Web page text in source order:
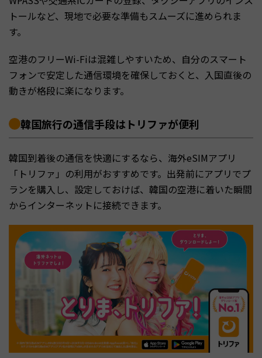
トールなど、現地で必要な準備もスムーズに進められま
す。
空港のフリーWi-Fiは混雑しやすいため、自分のスマート
フォンで安定した通信環境を確保しておくと、入国直後の
動きが格段に楽になります。
韓国旅行の通信手段はトリファが便利
韓国到着後の通信を快適にするなら、海外eSIMアプリ
「トリファ」の利用がおすすめです。出発前にアプリでプ
ランを購入し、設定しておけば、韓国の空港に着いた瞬間
からインターネットに接続できます。